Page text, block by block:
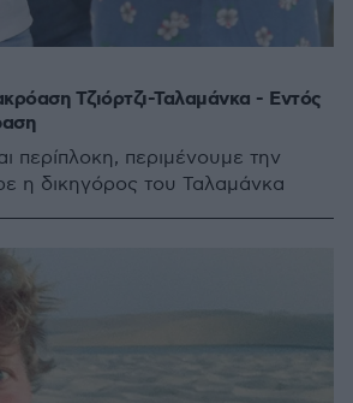
Τζιόρτζι-Ταλαμάνκα - Εντός
περίπλοκη, περιμένουμε την
η δικηγόρος του Ταλαμάνκα